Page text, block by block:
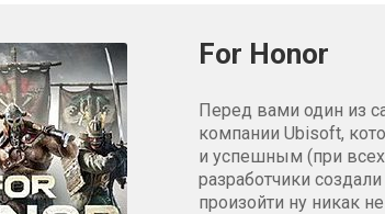
For Honor
Перед вами один из
компании Ubisoft,
и успешным (при всех
разработчики
произойти ну никак